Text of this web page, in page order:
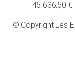
45 636,50 €
© Copyright Les